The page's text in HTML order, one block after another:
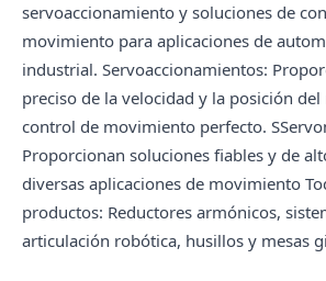
servoaccionamiento y soluciones de
movimiento para aplicaciones de
industrial. Servoaccionamientos:
preciso de la velocidad y la posición
control de movimiento perfecto. S
Proporcionan soluciones fiables y de
diversas aplicaciones de movimiento
productos: Reductores armónicos,
articulación robótica, husillos y mesas